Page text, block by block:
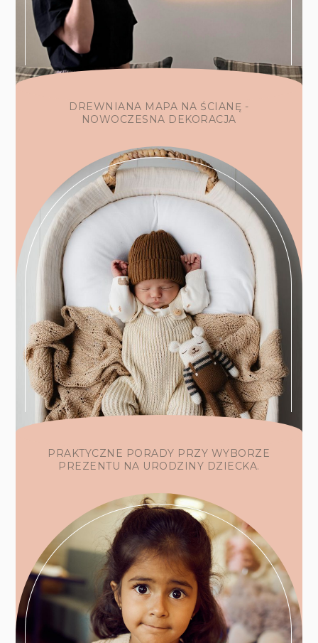
DREWNIANA MAPA NA ŚCIANĘ -
NOWOCZESNA DEKORACJA
PRAKTYCZNE PORADY PRZY WYBORZE
PREZENTU NA URODZINY DZIECKA.